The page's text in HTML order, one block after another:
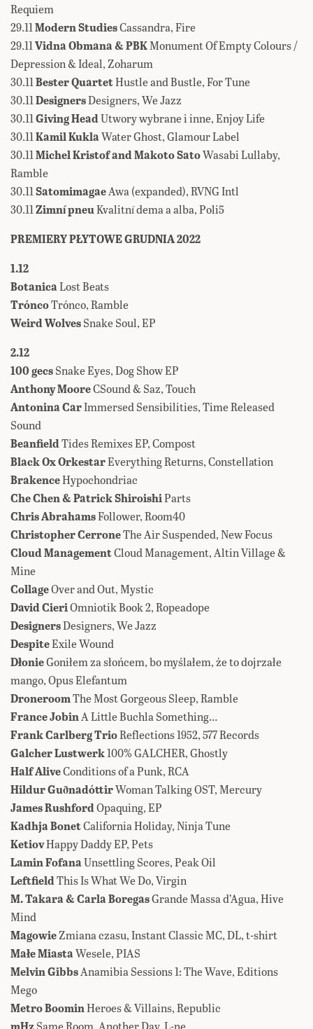
Requiem
29.11Modern StudiesCassandra, Fire
29.11Vidna Obmana & PBKMonument Of Empty Colours /
Depression & Ideal, Zoharum
30.11Bester QuartetHustle and Bustle, For Tune
30.11DesignersDesigners, We Jazz
30.11Giving HeadUtwory wybrane i inne, Enjoy Life
30.11Kamil KuklaWater Ghost, Glamour Label
30.11Michel Kristof and Makoto SatoWasabi Lullaby,
Ramble
30.11SatomimagaeAwa (expanded), RVNG Intl
30.11Zimní pneuKvalitní dema a alba, Poli5
PREMIERY PŁYTOWE GRUDNIA 2022
1.12
BotanicaLost Beats
TróncoTrónco, Ramble
Weird WolvesSnake Soul, EP
2.12
100 gecsSnake Eyes, Dog Show EP
Anthony MooreCSound & Saz, Touch
Antonina CarImmersed Sensibilities, Time Released
Sound
BeanfieldTides Remixes EP, Compost
Black Ox OrkestarEverything Returns, Constellation
BrakenceHypochondriac
Che Chen & Patrick ShiroishiParts
Chris AbrahamsFollower, Room40
Christopher CerroneThe Air Suspended, New Focus
Cloud ManagementCloud Management, Altin Village &
Mine
CollageOver and Out, Mystic
David CieriOmniotik Book 2, Ropeadope
DesignersDesigners, We Jazz
DespiteExile Wound
DłonieGoniłem za słońcem, bo myślałem, że to dojrzałe
mango, Opus Elefantum
DroneroomThe Most Gorgeous Sleep, Ramble
France JobinA Little Buchla Something…
Frank Carlberg TrioReflections 1952, 577 Records
Galcher Lustwerk100% GALCHER, Ghostly
Half AliveConditions of a Punk, RCA
Hildur GuðnadóttirWoman Talking OST, Mercury
James RushfordOpaquing, EP
Kadhja BonetCalifornia Holiday, Ninja Tune
KetiovHappy Daddy EP, Pets
Lamin FofanaUnsettling Scores, Peak Oil
LeftfieldThis Is What We Do, Virgin
M. Takara & Carla BoregasGrande Massa d’Agua, Hive
Mind
MagowieZmiana czasu, Instant Classic MC, DL, t-shirt
Małe MiastaWesele, PIAS
Melvin GibbsAnamibia Sessions 1: The Wave, Editions
Mego
Metro BoominHeroes & Villains, Republic